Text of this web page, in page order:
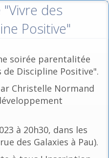
des
Positive"
soirée parentalitée
de Discipline Positive".
Christelle Normand
à 20h30, dans les
des Galaxies à Pau).